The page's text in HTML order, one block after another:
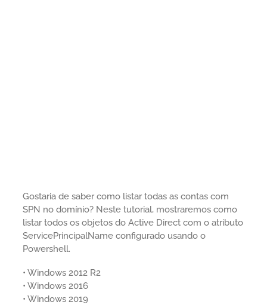
Gostaria de saber como listar todas as contas com
SPN no domínio? Neste tutorial, mostraremos como
listar todos os objetos do Active Direct com o atributo
ServicePrincipalName configurado usando o
Powershell.
• Windows 2012 R2
• Windows 2016
• Windows 2019